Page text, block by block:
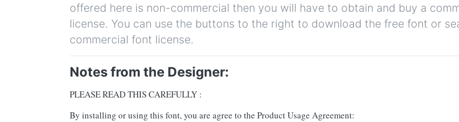
offered here is non-commercial then you will have to obtain and buy a
license. You can use the buttons to the right to download the free font or
commercial font license.
Notes from the Designer:
PLEASE READ THIS CAREFULLY :
By installing or using this font, you are agree to the Product Usage Agreement: